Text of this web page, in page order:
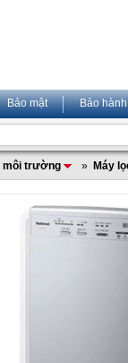
Bảo mật Bảo hành
môi trường » Máy